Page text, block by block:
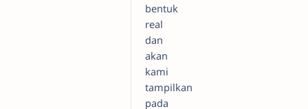
bentuk
real
dan
akan
kami
tampilkan
pada